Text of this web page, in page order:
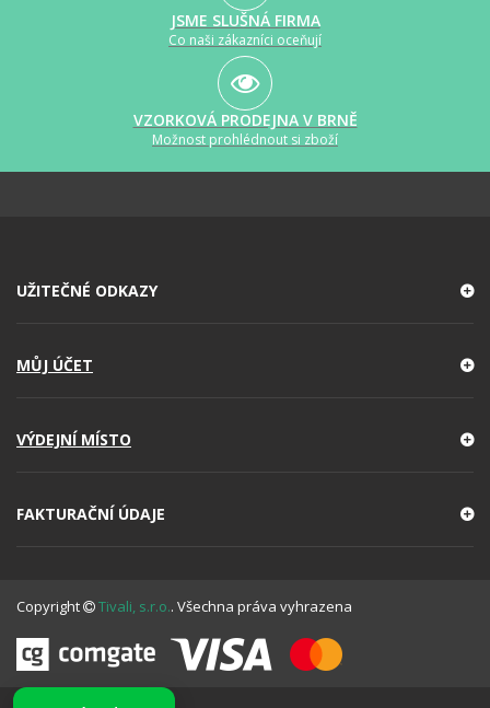
JSME SLUŠNÁ FIRMA
Co naši zákazníci oceňují
VZORKOVÁ PRODEJNA V BRNĚ
Možnost prohlédnout si zboží
UŽITEČNÉ ODKAZY
MŮJ ÚČET
VÝDEJNÍ MÍSTO
FAKTURAČNÍ ÚDAJE
Copyright Tivali, s.r.o.. Všechna práva vyhrazena